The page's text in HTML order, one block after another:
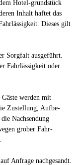
Hotel-grundstück
Inhalt haftet das
Dieses gilt
Sorgfalt ausgeführt.
Fahrlässigkeit oder
werden mit
Zustellung, Aufbe-
Nachsendung
grober Fahr-
Anfrage nachgesandt.